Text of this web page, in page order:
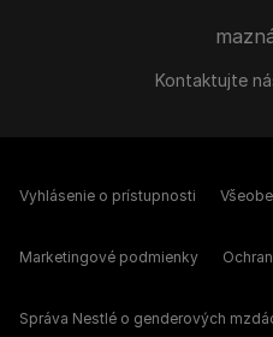
Kontaktujte
Vyhlásenie o prístupnosti
Marketingové podmienky
Správa Nestlé o genderových